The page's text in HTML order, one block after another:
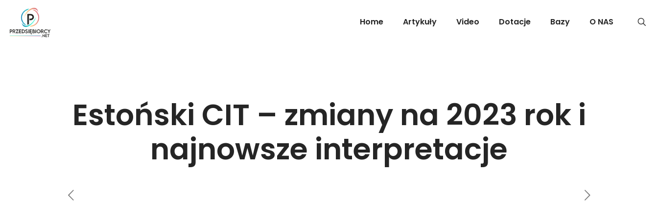
Home Artykuły Video Dotacje Bazy O NAS
Estoński CIT – zmiany na 2023 rok i
najnowsze interpretacje